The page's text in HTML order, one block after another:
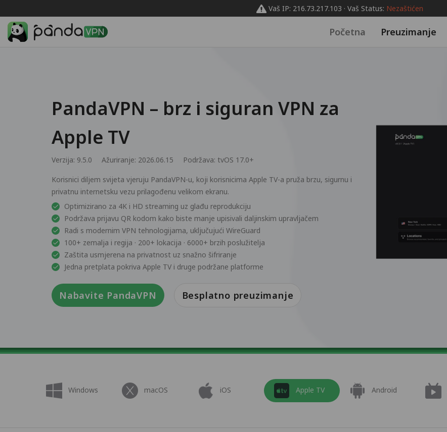
Vaš IP: 216.73.217.103 · Vaš Status: Nezaštićen
Početna Preuzimanje
PandaVPN – brz i siguran VPN za
Apple TV
Verzija: 9.5.0 Ažuriranje: 2026.06.15 Podržava: tvOS 17.0+
Korisnici diljem svijeta vjeruju PandaVPN-u, koji korisnicima Apple TV-a pruža brzu, sigurnu i
privatnu internetsku vezu prilagođenu velikom ekranu.
Optimizirano za 4K i HD streaming uz glađu reprodukciju
Podržava prijavu QR kodom kako biste manje upisivali daljinskim upravljačem
Radi s modernim VPN tehnologijama, uključujući WireGuard
100+ zemalja i regija · 200+ lokacija · 6000+ brzih poslužitelja
Zaštita usmjerena na privatnost uz snažno šifriranje
Jedna pretplata pokriva Apple TV i druge podržane platforme
Nabavite PandaVPN Besplatno preuzimanje
Windows macOS iOS Apple TV Android